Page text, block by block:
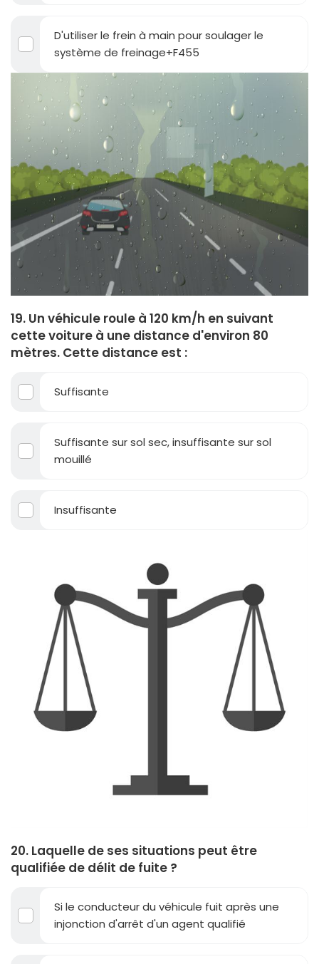
D'utiliser le frein à main pour soulager le
système de freinage+F455
19. Un véhicule roule à 120 km/h en suivant
cette voiture à une distance d'environ 80
mètres. Cette distance est :
Suffisante
Suffisante sur sol sec, insuffisante sur sol
mouillé
Insuffisante
20. Laquelle de ses situations peut être
qualifiée de délit de fuite ?
Si le conducteur du véhicule fuit après une
injonction d'arrêt d'un agent qualifié